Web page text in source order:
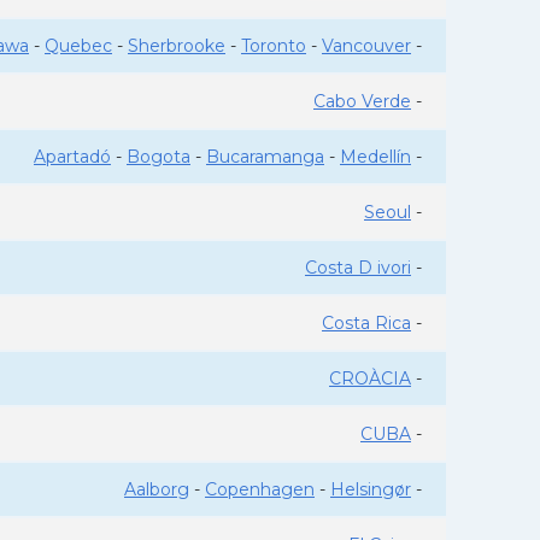
- Quebec - Sherbrooke - Toronto - Vancouver -
Cabo Verde -
Apartadó - Bogota - Bucaramanga - Medellín -
Seoul -
Costa D ivori -
Costa Rica -
CROÀCIA -
CUBA -
Aalborg - Copenhagen - Helsingør -